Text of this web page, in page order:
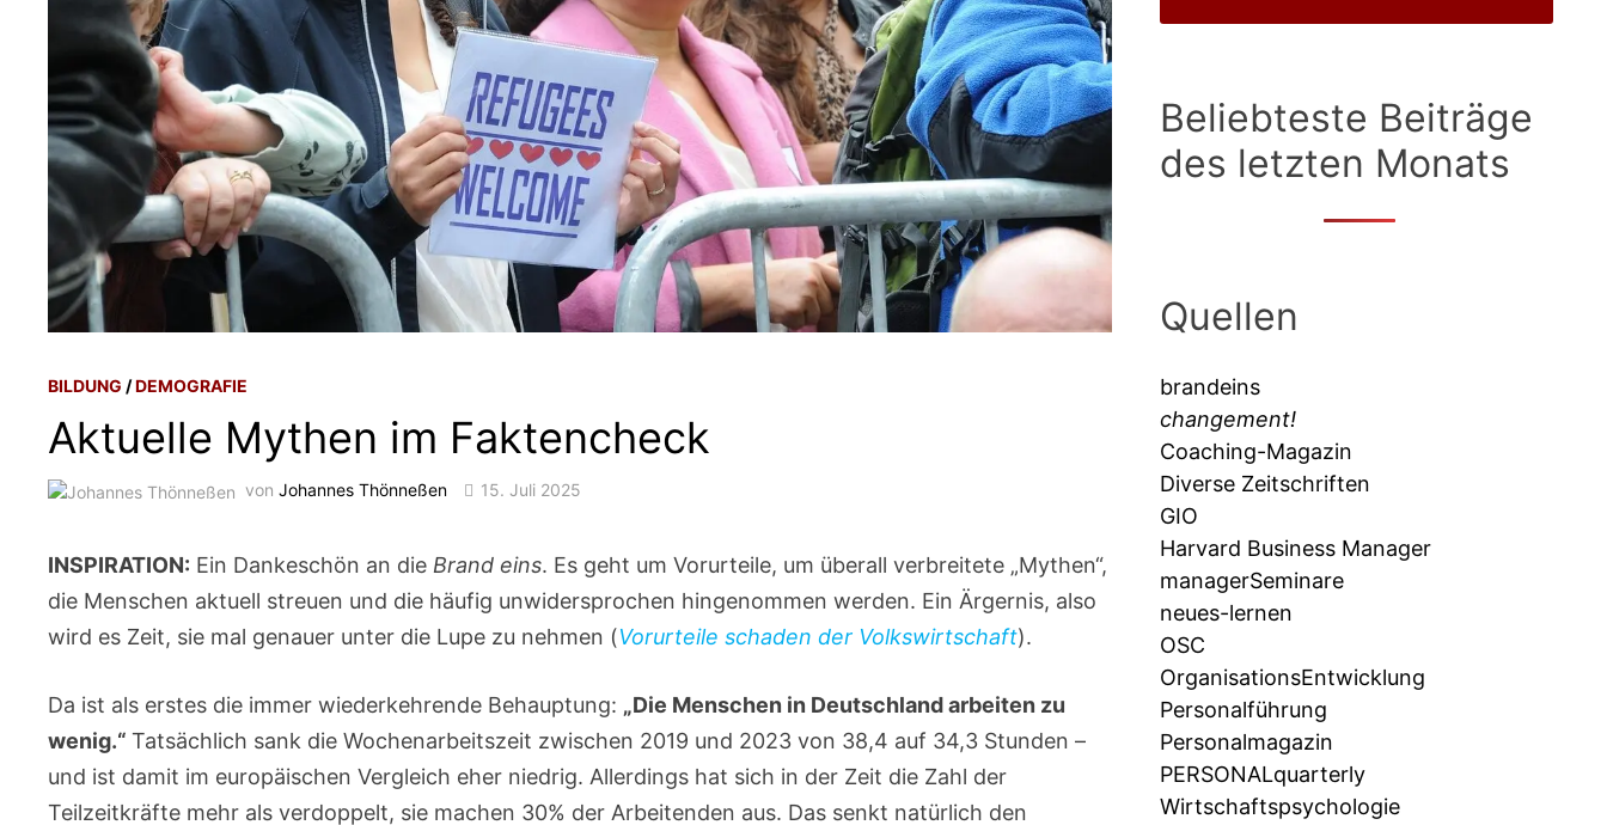
BILDUNG /DEMOGRAFIE
Aktuelle Mythen im Faktencheck
vonJohannes Thönneßen 15. Juli 2025
INSPIRATION: Ein Dankeschön an die Brand eins. Es geht um Vorurteile, um überall verbreitete „Mythen“,
die Menschen aktuell streuen und die häufig unwidersprochen hingenommen werden. Ein Ärgernis, also
wird es Zeit, sie mal genauer unter die Lupe zu nehmen (Vorurteile schaden der Volkswirtschaft).
Da ist als erstes die immer wiederkehrende Behauptung: „Die Menschen in Deutschland arbeiten zu
wenig.“Tatsächlich sank die Wochenarbeitszeit zwischen 2019 und 2023 von 38,4 auf 34,3 Stunden –
und ist damit im europäischen Vergleich eher niedrig. Allerdings hat sich in der Zeit die Zahl der
Teilzeitkräfte mehr als verdoppelt, sie machen 30% der Arbeitenden aus. Das senkt natürlich den
Beliebteste Beiträge
des letzten Monats
Quellen
brandeins
changement!
Coaching-Magazin
Diverse Zeitschriften
GIO
Harvard Business Manager
managerSeminare
neues-lernen
OSC
OrganisationsEntwicklung
Personalführung
Personalmagazin
PERSONALquarterly
Wirtschaftspsychologie